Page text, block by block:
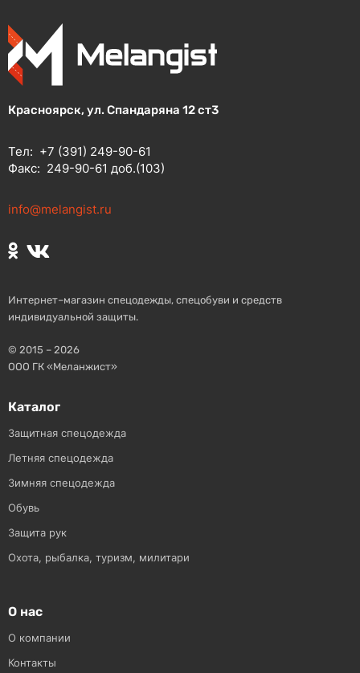
Красноярск, ул. Спандаряна 12 ст3
Тел: +7 (391) 249-90-61
Факс: 249-90-61 доб.(103)
info@melangist.ru
Интернет–магазин спецодежды, спецобуви и средств
индивидуальной защиты.
© 2015 – 2026
ООО ГК «Меланжист»
Каталог
Защитная спецодежда
Летняя спецодежда
Зимняя спецодежда
Обувь
Защита рук
Охота, рыбалка, туризм, милитари
О нас
О компании
Контакты